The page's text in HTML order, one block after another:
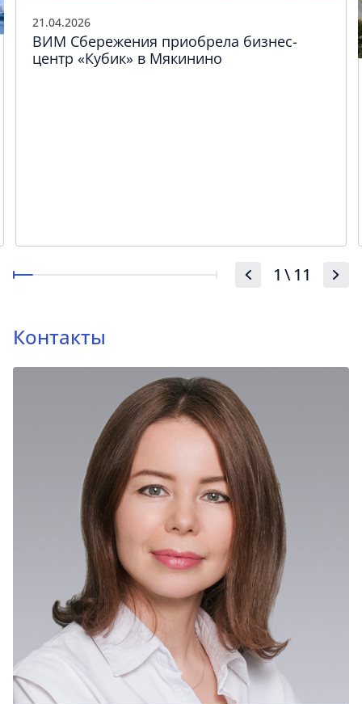
21.04.2026
ВИМ Сбережения приобрела бизнес-
центр «Кубик» в Мякинино
1 \11
Контакты